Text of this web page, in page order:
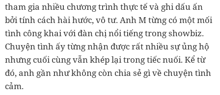
tham gia nhiều chương trình thực tế và ghi dấu ấn
bởi tính cách hài hước, vô tư. Anh M từng có một mối
tình công khai với đàn chị nổi tiếng trong showbiz.
Chuyện tình ấy từng nhận được rất nhiều sự ủng hộ
nhưng cuối cùng vẫn khép lại trong tiếc nuối. Kể từ
đó, anh gần như không còn chia sẻ gì về chuyện tình
cảm.